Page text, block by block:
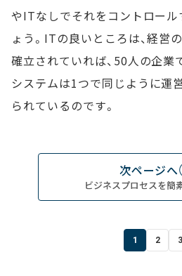
やITなしでそれをコントロー
ょう。ITの良いところは、経営
確立されていれば、50人の企
システムは1つで同じように運
られているのです。
次ページへ
ビジネスプロセスを簡
1 2 3